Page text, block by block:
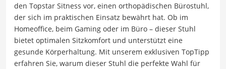
den Topstar Sitness vor, einen orthopädischen Bürostuhl,
der sich im praktischen Einsatz bewährt hat. Ob im
Homeoffice, beim Gaming oder im Büro – dieser Stuhl
bietet optimalen Sitzkomfort und unterstützt eine
gesunde Körperhaltung. Mit unserem exklusiven TopTipp
erfahren Sie, warum dieser Stuhl die perfekte Wahl für